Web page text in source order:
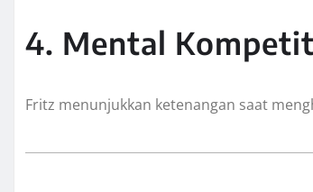
4. Mental
Fritz menunjukkan ketenangan saat